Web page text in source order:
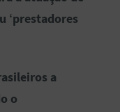
‘prestadores
a
o